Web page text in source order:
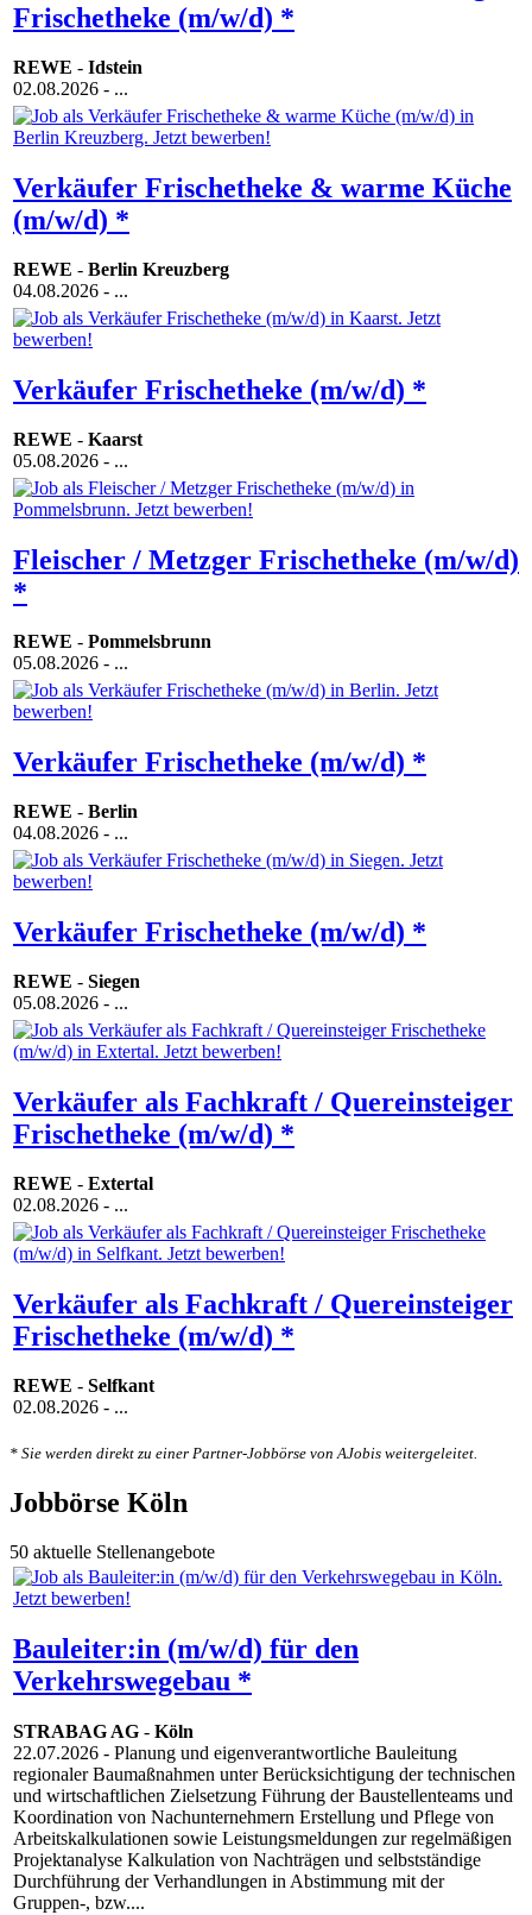
Frischetheke (m/w/d) *
REWE - Idstein
02.08.2026 - ...
Verkäufer Frischetheke & warme Küche
(m/w/d) *
REWE - Berlin Kreuzberg
04.08.2026 - ...
Verkäufer Frischetheke (m/w/d) *
REWE - Kaarst
05.08.2026 - ...
Fleischer / Metzger Frischetheke (m/w/d)
*
REWE - Pommelsbrunn
05.08.2026 - ...
Verkäufer Frischetheke (m/w/d) *
REWE - Berlin
04.08.2026 - ...
Verkäufer Frischetheke (m/w/d) *
REWE - Siegen
05.08.2026 - ...
Verkäufer als Fachkraft / Quereinsteiger
Frischetheke (m/w/d) *
REWE - Extertal
02.08.2026 - ...
Verkäufer als Fachkraft / Quereinsteiger
Frischetheke (m/w/d) *
REWE - Selfkant
02.08.2026 - ...
* Sie werden direkt zu einer Partner-Jobbörse von AJobis weitergeleitet.
Jobbörse Köln
50 aktuelle Stellenangebote
Bauleiter:in (m/w/d) für den
Verkehrswegebau *
STRABAG AG - Köln
22.07.2026 - Planung und eigenverantwortliche Bauleitung
regionaler Baumaßnahmen unter Berücksichtigung der technischen
und wirtschaftlichen Zielsetzung Führung der Baustellenteams und
Koordination von Nachunternehmern Erstellung und Pflege von
Arbeitskalkulationen sowie Leistungsmeldungen zur regelmäßigen
Projektanalyse Kalkulation von Nachträgen und selbstständige
Durchführung der Verhandlungen in Abstimmung mit der
Gruppen-, bzw....